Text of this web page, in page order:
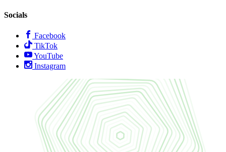
Socials
Facebook
TikTok
YouTube
Instagram